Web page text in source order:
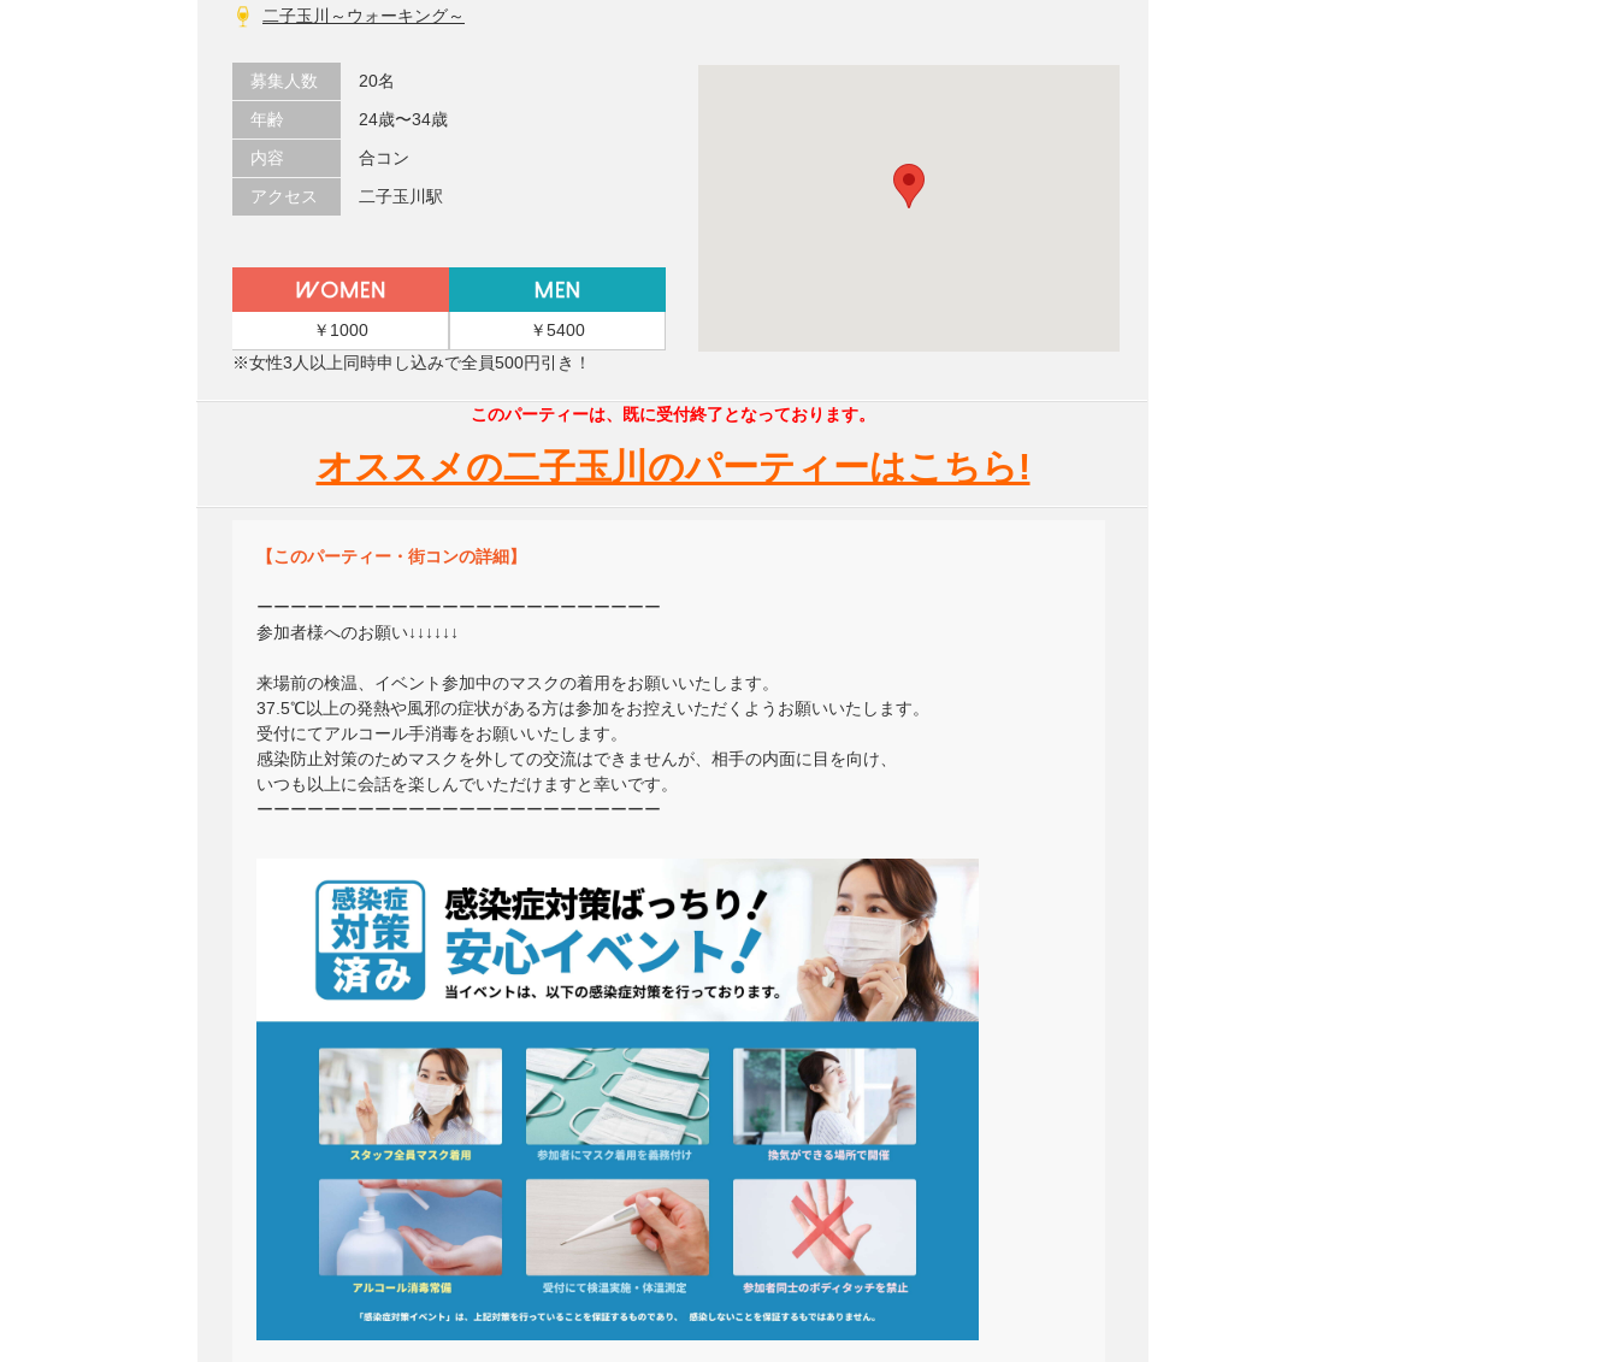
二子玉川～ウォーキング～
募集人数
20名
年齢
24歳〜34歳
内容
合コン
アクセス
二子玉川駅
￥1000
￥5400
※女性3人以上同時申し込みで全員500円引き！
このパーティーは、既に受付終了となっております。
オススメの二子玉川のパーティーはこちら!
【このパーティー・街コンの詳細】
ーーーーーーーーーーーーーーーーーーーーーーーー
参加者様へのお願い↓↓↓↓↓↓
来場前の検温、イベント参加中のマスクの着用をお願いいたします。
37.5℃以上の発熱や風邪の症状がある方は参加をお控えいただくようお願いいたします。
受付にてアルコール手消毒をお願いいたします。
感染防止対策のためマスクを外しての交流はできませんが、相手の内面に目を向け、
いつも以上に会話を楽しんでいただけますと幸いです。
ーーーーーーーーーーーーーーーーーーーーーーーー